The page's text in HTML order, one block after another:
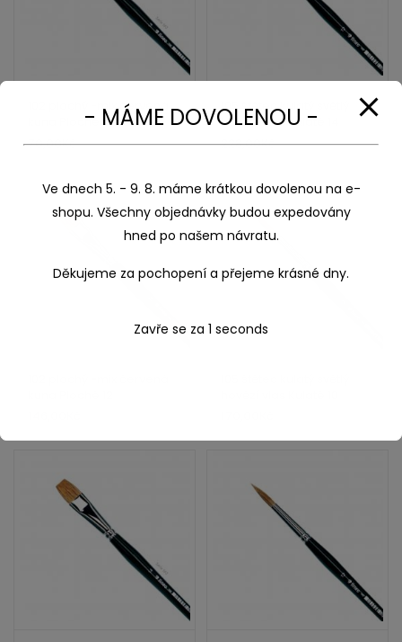
102 plochý -mix červená
kuna Ploché 6
70,00Kč
105 štětec kulatý světlý
hovězí vlas Kulaté 14
228,00Kč
- MÁME DOVOLENOU -
Ve dnech 5. - 9. 8. máme krátkou dovolenou na e-
shopu. Všechny objednávky budou expedovány
hned po našem návratu.
Děkujeme za pochopení a přejeme krásné dny.
Zavře se za 1 seconds